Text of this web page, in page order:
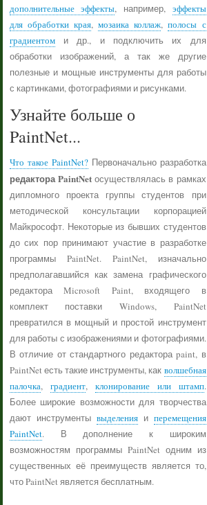
дополнительные эффекты, например, эффекты
для обработки края,мозаика коллаж,полосы с
градиентоми др., и подключить их для
обработки изображений, а так же другие
полезные и мощные инструменты для работы
с картинками, фотографиями и рисунками.
Узнайте больше о
PaintNet...
Что такое PaintNet?Первоначально разработка
редактора PaintNet осуществлялась в рамках
дипломного проекта группы студентов при
методической консультации корпорацией
Майкрософт. Некоторые из бывших студентов
до сих пор принимают участие в разработке
программы PaintNet. PaintNet, изначально
предполагавшийся как замена графического
редактора Microsoft Paint, входящего в
комплект поставки Windows, PaintNet
превратился в мощный и простой инструмент
для работы с изображениями и фотографиями.
В отличие от стандартного редактора paint, в
PaintNet есть такие инструменты, как волшебная
палочка, градиент, клонирование или штамп.
Более широкие возможности для творчества
дают инструменты выделенияи перемещения
PaintNet. В дополнение к широким
возможностям программы PaintNet одним из
существенных её преимуществ является то,
что PaintNet является бесплатным.